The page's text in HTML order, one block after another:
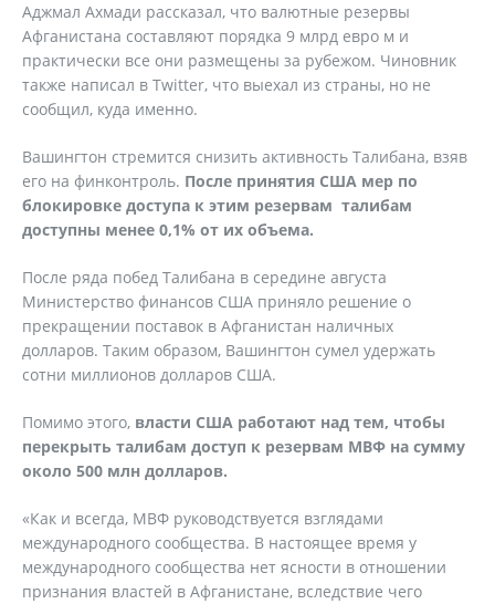
Аджмал Ахмади рассказал, что валютные резервы
Афганистана составляют порядка 9 млрд евро м и
практически все они размещены за рубежом. Чиновник
также написал в Twitter, что выехал из страны, но не
сообщил, куда именно.
Вашингтон стремится снизить активность Талибана, взяв
его на финконтроль. После принятия США мер по
блокировке доступа к этим резервам талибам
доступны менее 0,1% от их объема.
После ряда побед Талибана в середине августа
Министерство финансов США приняло решение о
прекращении поставок в Афганистан наличных
долларов. Таким образом, Вашингтон сумел удержать
сотни миллионов долларов США.
Помимо этого, власти США работают над тем, чтобы
перекрыть талибам доступ к резервам МВФ на сумму
около 500 млн долларов.
«Как и всегда, МВФ руководствуется взглядами
международного сообщества. В настоящее время у
международного сообщества нет ясности в отношении
признания властей в Афганистане, вследствие чего